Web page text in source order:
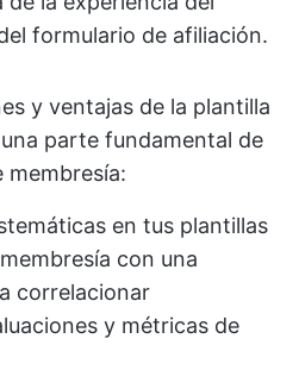
formulario de afiliación.
y ventajas de la plantilla
parte fundamental de
membresía:
en tus plantillas
con una
correlacionar
y métricas de